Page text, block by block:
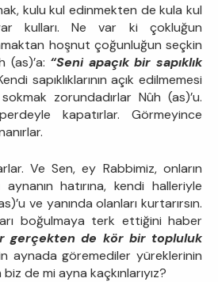
kulu kul edinmekten de kula kul
kulları. Ne var ki çokluğun
hoşnut çoğunluğun seçkin
(as)’a: “Seni apaçık bir sapıklık
sapıklıklarının açık edilmemesi
sokmak zorundadırlar Nûh (as)’u.
kapatırlar. Görmeyince
Ve Sen, ey Rabbimiz, onların
hatırına, kendi halleriyle
ve yanında olanları kurtarırsın.
boğulmaya terk ettiğini haber
gerçekten de kör bir topluluk
aynada göremediler yüreklerinin
biz de mi ayna kaçkınlarıyız?